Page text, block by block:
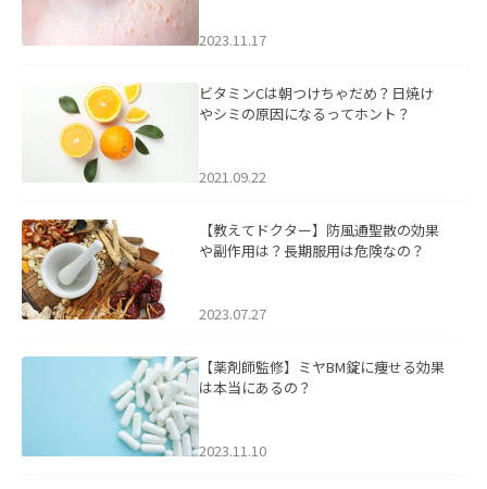
2023.11.17
ビタミンCは朝つけちゃだめ？日焼け
やシミの原因になるってホント？
2021.09.22
【教えてドクター】防風通聖散の効果
や副作用は？長期服用は危険なの？
2023.07.27
【薬剤師監修】ミヤBM錠に痩せる効果
は本当にあるの？
2023.11.10